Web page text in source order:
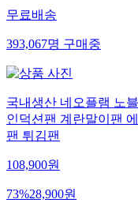
무료배송
393,067명 구매중
국내생산 네오플램 노
인덕션팬 계란말이팬
팬 튀김팬
108,900원
73%28,900원